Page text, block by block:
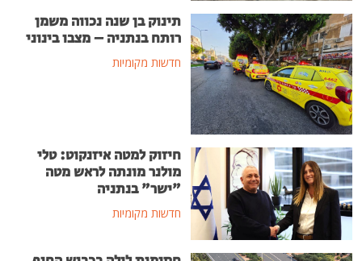
תינוק בן שנה נכווה משמן
רותח בנתניה – מצבו בינוני
חדשות מקומיות
חיזוק למטה איזנקוט: טלי
מולנר מונתה לראש מטה
"ישר" בנתניה
חדשות מקומיות